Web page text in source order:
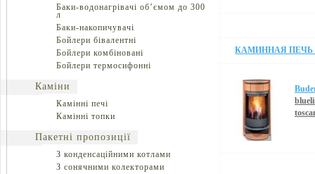
Баки-водонагрівачі об’ємом до 300
л
Баки-накопичувачі
Бойлери бівалентні
Бойлери комбіновані
Бойлери термосифонні
Каміни
Камінні печі
Камінні топки
Пакетні пропозиції
З конденсаційними котлами
З сонячними колекторами
КАМИННАЯ ПЕЧЬ